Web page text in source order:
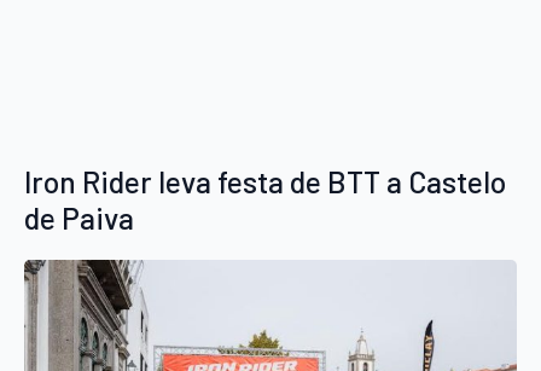
Iron Rider leva festa de BTT a Castelo
de Paiva